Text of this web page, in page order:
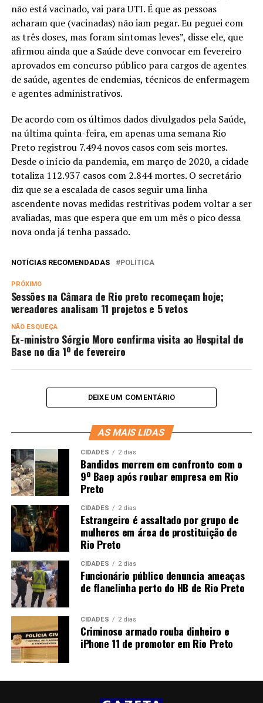
não está vacinado, vai para UTI. É que as pessoas
acharam que (vacinadas) não iam pegar. Eu peguei com
as três doses, mas foram sintomas leves”, disse ele, que
afirmou ainda que a Saúde deve convocar em fevereiro
aprovados em concurso público para cargos de agentes
de saúde, agentes de endemias, técnicos de enfermagem
e agentes administrativos.
De acordo com os últimos dados divulgados pela Saúde,
na última quinta-feira, em apenas uma semana Rio
Preto registrou 7.494 novos casos com seis mortes.
Desde o início da pandemia, em março de 2020, a cidade
totaliza 112.937 casos com 2.844 mortes. O secretário
diz que se a escalada de casos seguir uma linha
ascendente novas medidas restritivas podem voltar a ser
avaliadas, mas que espera que em um mês o pico dessa
nova onda já tenha passado.
NOTÍCIAS RECOMENDADAS POLÍTICA
PRÓXIMO
Sessões na Câmara de Rio preto recomeçam hoje;
vereadores analisam 11 projetos e 5 vetos
NÃO ESQUEÇA
Ex-ministro Sérgio Moro confirma visita ao Hospital de
Base no dia 1º de fevereiro
DEIXE UM COMENTÁRIO
AS MAIS LIDAS
CIDADES 2 dias
Bandidos morrem em confronto com o
9º Baep após roubar empresa em Rio
Preto
CIDADES 2 dias
Estrangeiro é assaltado por grupo de
mulheres em área de prostituição de
Rio Preto
CIDADES 2 dias
Funcionário público denuncia ameaças
de flanelinha perto do HB de Rio Preto
CIDADES 2 dias
Criminoso armado rouba dinheiro e
iPhone 11 de promotor em Rio Preto